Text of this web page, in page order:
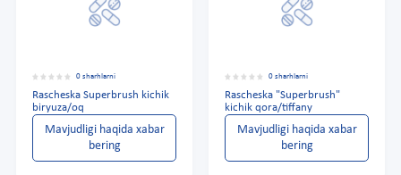
0 sharhlarni
Rascheska Superbrush kichik
biryuza/oq
Mavjudligi haqida xabar
bering
0 sharhlarni
Rascheska "Superbrush"
kichik qora/tiffany
Mavjudligi haqida xabar
bering